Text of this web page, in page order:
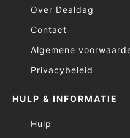
Over Dealdag
Contact
Algemene
Privacybeleid
HULP & INFORMATIE
Hulp